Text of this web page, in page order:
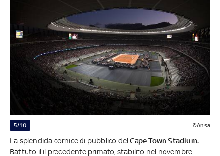
5/10 ©Ansa
La splendida cornice di pubblico delCape Town Stadium.
Battuto il il precedente primato, stabilito nel novembre